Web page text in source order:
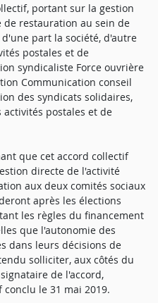
portant sur la gestion
restauration au sein de
part la société, d'autre
postales et de
syndicaliste Force ouvrière
Communication conseil
des syndicats solidaires,
postales et de
que cet accord collectif
directe de l'activité
aux deux comités sociaux
après les élections
les règles du financement
que l'autonomie des
dans leurs décisions de
solliciter, aux côtés du
de l'accord,
le 31 mai 2019.